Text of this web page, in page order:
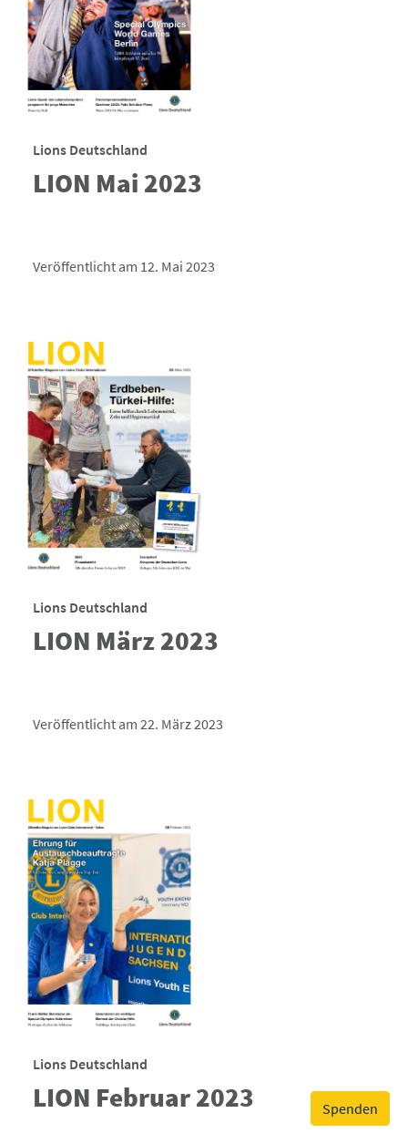
Spenden
Lions Deutschland
LION Mai 2023
Veröffentlicht am 12. Mai 2023
Lions Deutschland
LION März 2023
Veröffentlicht am 22. März 2023
Lions Deutschland
LION Februar 2023